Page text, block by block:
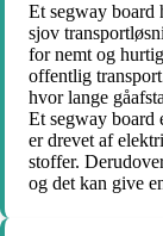
Et segway board
sjov
for nemt og
offentlig
hvor lange
Et segway board
er drevet af
stoffer.
og det kan give